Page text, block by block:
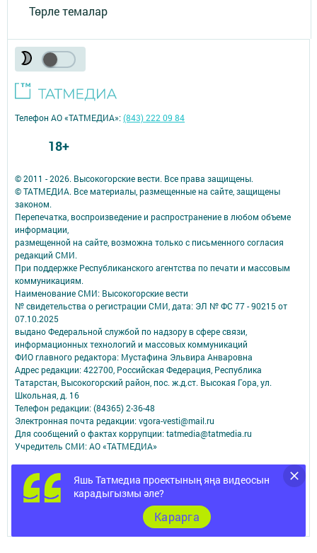
Төрле темалар
Яшь Татмедиа проектының яңа видеосын
карадыгызмы әле?
Карарга
© 2011 - 2026. Высокогорские вести. Все права защищены.
© ТАТМЕДИА. Все материалы, размещенные на сайте, защищены
законом.
Перепечатка, воспроизведение и распространение в любом объеме
информации,
размещенной на сайте, возможна только с письменного согласия
редакций СМИ.
При поддержке Республиканского агентства по печати и массовым
коммуникациям.
Наименование СМИ: Высокогорские вести
№ свидетельства о регистрации СМИ, дата: ЭЛ № ФС 77 - 90215 от
07.10.2025
выдано Федеральной службой по надзору в сфере связи,
информационных технологий и массовых коммуникаций
ФИО главного редактора: Мустафина Эльвира Анваровна
Адрес редакции: 422700, Российская Федерация, Республика
Татарстан, Высокогорский район, пос. ж.д.ст. Высокая Гора, ул.
Школьная, д. 16
Телефон редакции: (84365) 2-36-48
Электронная почта редакции: vgora-vesti@mail.ru
Для сообщений о фактах коррупции: tatmedia@tatmedia.ru
Учредитель СМИ: АО «ТАТМЕДИА»
Антикоррупционная политика
АО «ТАТМЕДИА» использует «cookie»для персонализации сервисов и
удобства пользователей сайтом.
Использование «cookie» можно отменить в настройках браузера.
Политика конфиденциальности
Телефон АО «ТАТМЕДИА»:(843) 222 09 84
18+